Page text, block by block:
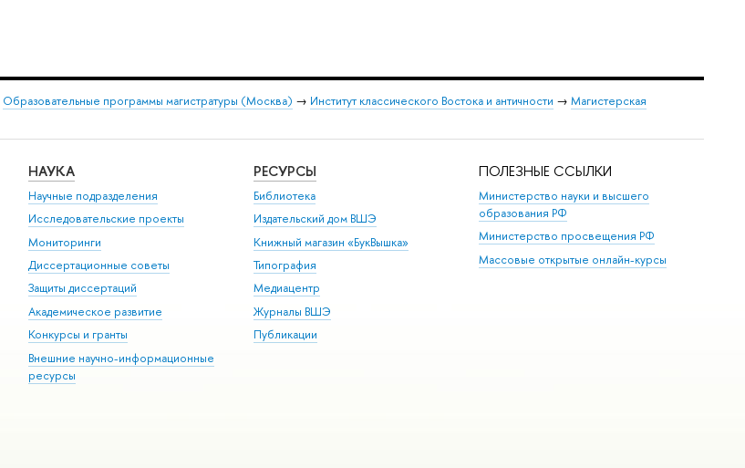
Образовательные программы магистратуры (Москва) → Институт классического Востока и античности → Магистерская
НАУКА
Научные подразделения
Исследовательские проекты
Мониторинги
Диссертационные советы
Защиты диссертаций
Академическое развитие
Конкурсы и гранты
Внешние научно-информационные
ресурсы
РЕСУРСЫ
Библиотека
Издательский дом ВШЭ
Книжный магазин «БукВышка»
Типография
Медиацентр
Журналы ВШЭ
Публикации
ПОЛЕЗНЫЕ ССЫЛКИ
Министерство науки и высшего
образования РФ
Министерство просвещения РФ
Массовые открытые онлайн-курсы